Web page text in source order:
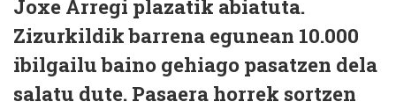
Joxe Arregi plazatik abiatuta.
Zizurkildik barrena egunean 10.000
ibilgailu baino gehiago pasatzen dela
salatu dute. Pasaera horrek sortzen